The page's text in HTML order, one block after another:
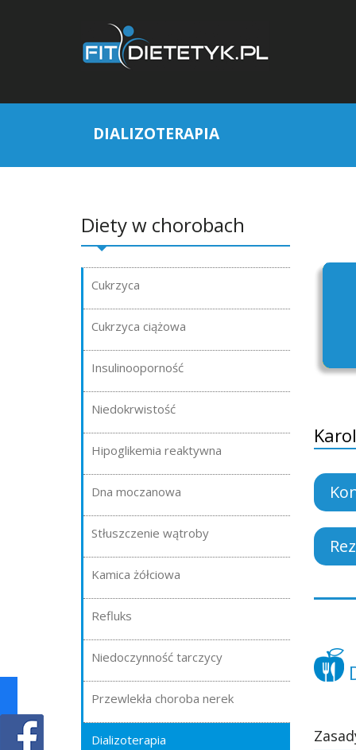
DIALIZOTERAPIA
Diety w chorobach
Cukrzyca
Cukrzyca ciążowa
Insulinooporność
Niedokrwistość
Hipoglikemia reaktywna
Dna moczanowa
Stłuszczenie wątroby
Kamica żółciowa
Refluks
Niedoczynność tarczycy
Przewlekła choroba nerek
Dializoterapia